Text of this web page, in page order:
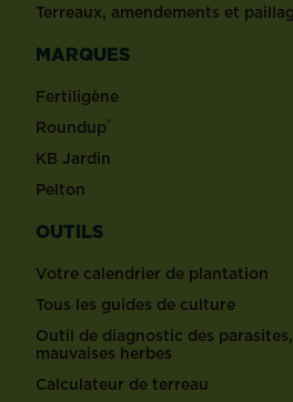
Terreaux, amendements et
MARQUES
Fertiligène
Roundup®
KB Jardin
Pelton
OUTILS
Votre calendrier de plantation
Tous les guides de culture
Outil de diagnostic des
mauvaises herbes
Calculateur de terreau